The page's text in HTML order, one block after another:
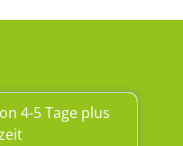
4-5 Tage plus